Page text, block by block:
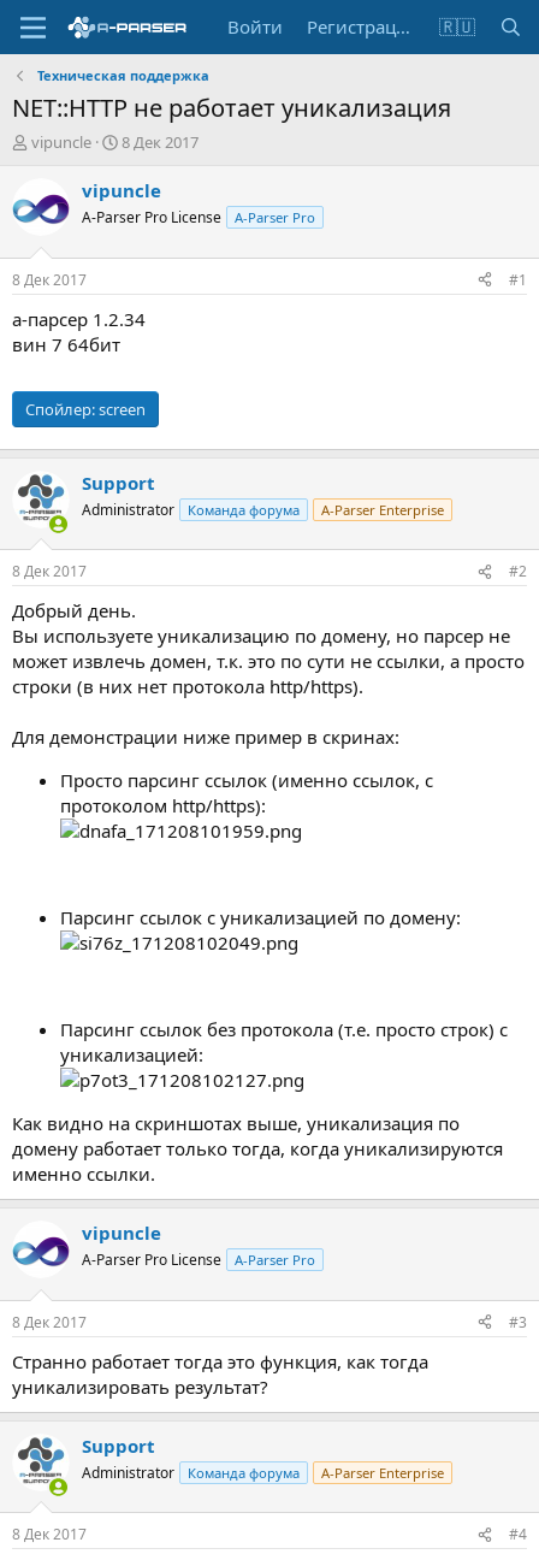
Войти Регистрация 🇷🇺
Техническая поддержка
NET::HTTP не работает уникализация
А
о
р
т
е
м
ы
vipuncle
Д
т
н
а
л
8 Дек 2017
vipuncle
A-Parser Pro License A-Parser Pro
8 Дек 2017 #1
а-парсер 1.2.34
вин 7 64бит
Спойлер:screen
Support
Administrator Команда форума A-Parser Enterprise
8 Дек 2017 #2
Добрый день.
Вы используете уникализацию по домену, но парсер не
может извлечь домен, т.к. это по сути не ссылки, а просто
строки (в них нет протокола http/https).
Для демонстрации ниже пример в скринах:
Просто парсинг ссылок (именно ссылок, с
протоколом http/https):
Парсинг ссылок с уникализацией по домену:
Парсинг ссылок без протокола (т.е. просто строк) с
уникализацией:
Как видно на скриншотах выше, уникализация по
домену работает только тогда, когда уникализируются
именно ссылки.
vipuncle
A-Parser Pro License A-Parser Pro
8 Дек 2017 #3
Странно работает тогда это функция, как тогда
уникализировать результат?
Support
Administrator Команда форума A-Parser Enterprise
8 Дек 2017 #4